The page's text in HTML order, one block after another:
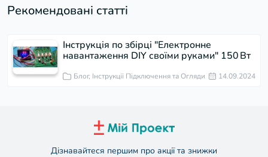
Рекомендовані статті
Інструкція по збірці "Електронне
навантаження DIY своїми руками" 150 Вт
Блог, Інструкції Підключення та Огляди 14.09.2024
Дізнавайтеся першим про акції та знижки